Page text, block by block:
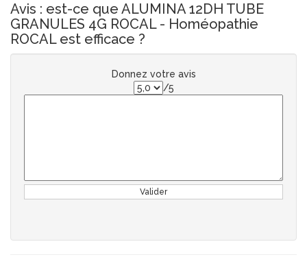
Avis : est-ce que ALUMINA 12DH TUBE
GRANULES 4G ROCAL - Homéopathie
ROCAL est efficace ?
Donnez votre avis
/5
Valider